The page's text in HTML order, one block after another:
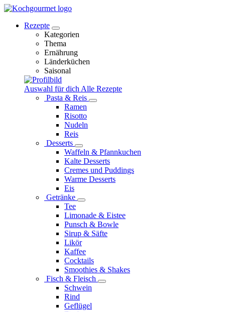
Rezepte
Kategorien
Thema
Ernährung
Länderküchen
Saisonal
Auswahl für dich Alle Rezepte
Pasta & Reis
Ramen
Risotto
Nudeln
Reis
Desserts
Waffeln & Pfannkuchen
Kalte Desserts
Cremes und Puddings
Warme Desserts
Eis
Getränke
Tee
Limonade & Eistee
Punsch & Bowle
Sirup & Säfte
Likör
Kaffee
Cocktails
Smoothies & Shakes
Fisch & Fleisch
Schwein
Rind
Geflügel